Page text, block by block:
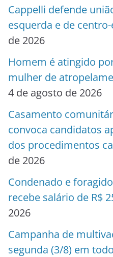
Cappelli defende
esquerda e de
de 2026
Homem é atingido
mulher de
4 de agosto de 2026
Casamento
convoca candidatos
dos procedimentos
de 2026
Condenado e
recebe salário de R$
2026
Campanha de
segunda (3/8) em